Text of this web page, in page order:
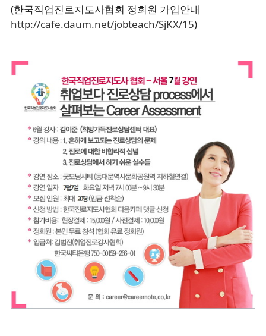
(한국직업진로지도사협회 정회원 가입안내
http://cafe.daum.net/jobteach/SjKX/15)